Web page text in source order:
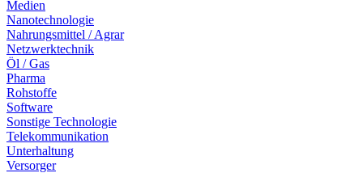
Medien
Nanotechnologie
Nahrungsmittel / Agrar
Netzwerktechnik
Öl / Gas
Pharma
Rohstoffe
Software
Sonstige Technologie
Telekommunikation
Unterhaltung
Versorger